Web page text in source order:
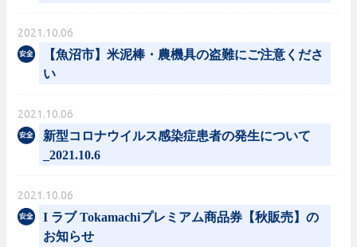
2021.10.06
【魚沼市】米泥棒・農機具の盗難にご注意くださ
い
2021.10.06
新型コロナウイルス感染症患者の発生について
_2021.10.6
2021.10.06
I ラブ Tokamachiプレミアム商品券【秋販売】の
お知らせ